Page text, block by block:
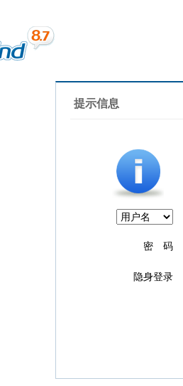
提示信息
密 码
隐身登录